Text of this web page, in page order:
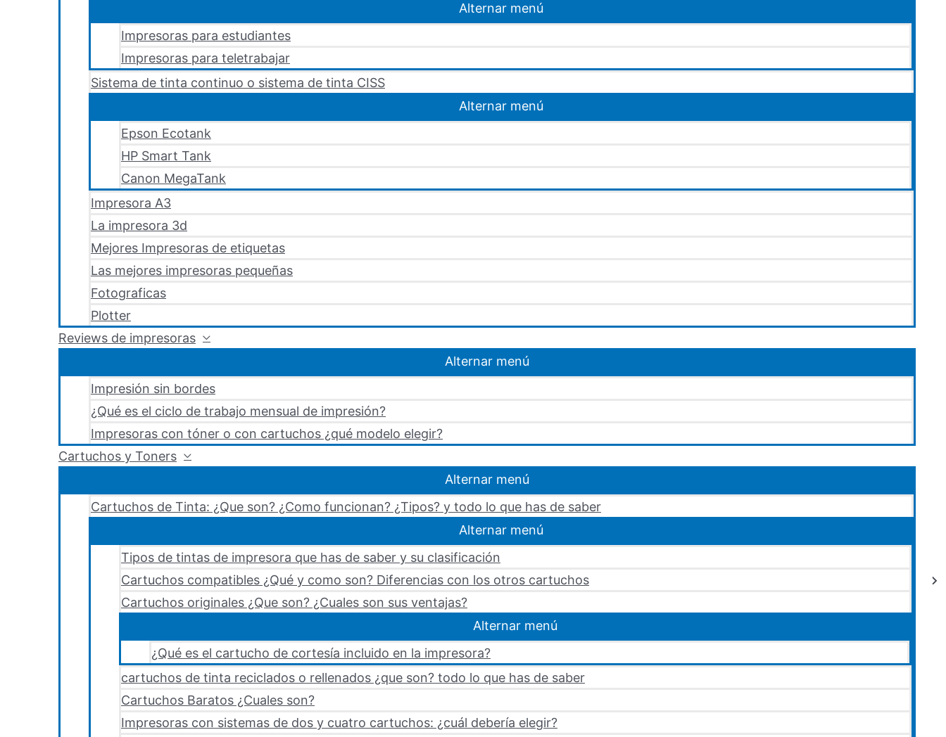
Alternar menú
Impresoras para estudiantes
Impresoras para teletrabajar
Sistema de tinta continuo o sistema de tinta CISS
Alternar menú
Epson Ecotank
HP Smart Tank
Canon MegaTank
Impresora A3
La impresora 3d
Mejores Impresoras de etiquetas
Las mejores impresoras pequeñas
Fotograficas
Plotter
Reviews de impresoras
Alternar menú
Impresión sin bordes
¿Qué es el ciclo de trabajo mensual de impresión?
Impresoras con tóner o con cartuchos ¿qué modelo elegir?
Cartuchos y Toners
Alternar menú
Cartuchos de Tinta: ¿Que son? ¿Como funcionan? ¿Tipos? y todo lo que has de saber
Alternar menú
Tipos de tintas de impresora que has de saber y su clasificación
Cartuchos compatibles ¿Qué y como son? Diferencias con los otros cartuchos
Cartuchos originales ¿Que son? ¿Cuales son sus ventajas?
Alternar menú
¿Qué es el cartucho de cortesía incluido en la impresora?
cartuchos de tinta reciclados o rellenados ¿que son? todo lo que has de saber
Cartuchos Baratos ¿Cuales son?
Impresoras con sistemas de dos y cuatro cartuchos: ¿cuál debería elegir?